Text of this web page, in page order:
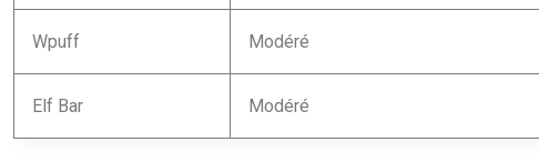
Wpuff Modéré
Elf Bar Modéré